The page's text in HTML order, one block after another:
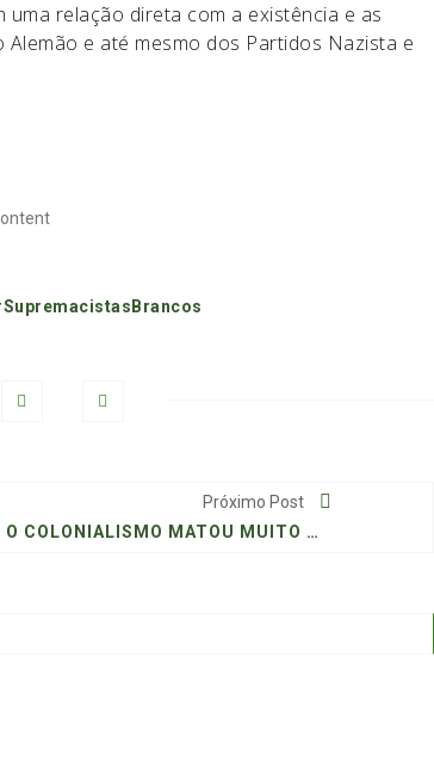
relação direta com a existência e as
e até mesmo dos Partidos Nazista e
Próximo Post
O COLONIALISMO MATOU MUITO MAIS QUE O HOLOCAUSTO